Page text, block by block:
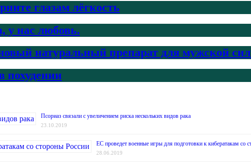
глазам лёгкость
у нас любовь.
натуральный препарат для мужской
Псориаз связали с увеличением риска нескольких видов рака
23.10.2019
ЕС проведет военные игры для подготовки к кибератакам со
28.06.2019